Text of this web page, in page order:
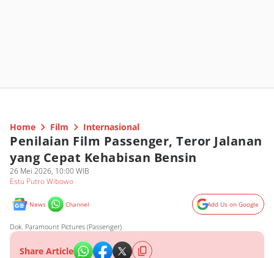
Home Film Internasional
Penilaian Film Passenger, Teror Jalanan
yang Cepat Kehabisan Bensin
26 Mei 2026, 10:00 WIB
Estu Putro Wibowo
News Channel Add Us on Google
Dok. Paramount Pictures (Passenger)
Share Article